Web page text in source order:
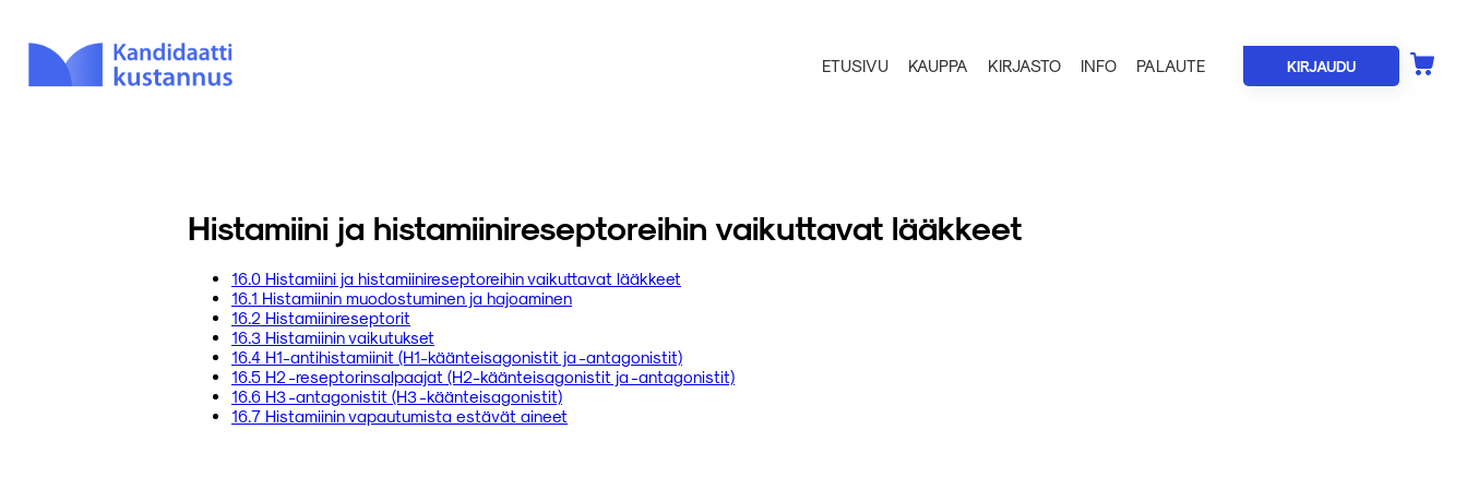
ETUSIVU KAUPPA KIRJASTO INFO PALAUTE KIRJAUDU
Histamiini ja histamiinireseptoreihin vaikuttavat lääkkeet
16.0 Histamiini ja histamiinireseptoreihin vaikuttavat lääkkeet
16.1 Histamiinin muodostuminen ja hajoaminen
16.2 Histamiinireseptorit
16.3 Histamiinin vaikutukset
16.4 H1-antihistamiinit (H1-käänteisagonistit ja -antagonistit)
16.5 H2 -reseptorinsalpaajat (H2-käänteisagonistit ja -antagonistit)
16.6 H3 -antagonistit (H3 -käänteisagonistit)
16.7 Histamiinin vapautumista estävät aineet